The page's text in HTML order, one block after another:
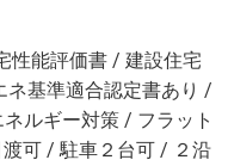
性能評価書 / 建設住宅
ネ基準適合認定書あり /
ルギー対策 / フラット
可 / 駐車２台可 / ２沿